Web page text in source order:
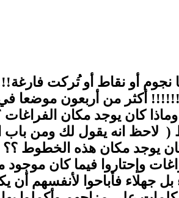
أو نقاط أو تركت
أكثر من أربعون موضعا
كان يوجد مكان الفراغات
لاحظ انه يقول لك ومن باب
يوجد مكان هذه الخطوط ؟؟
وإحتاروا فيما كان موجود
فأباحوا لأنفسهم أن